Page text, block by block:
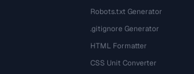
Robots.txt Generator
.gitignore Generator
HTML Formatter
CSS Unit Converter